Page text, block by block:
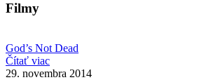
Filmy
God’s Not Dead
Čítať viac
29. novembra 2014